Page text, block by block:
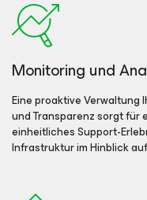
Monitoring und
Eine proaktive Verwaltung
und Transparenz sorgt für
einheitliches Support-
Infrastruktur im Hinblick